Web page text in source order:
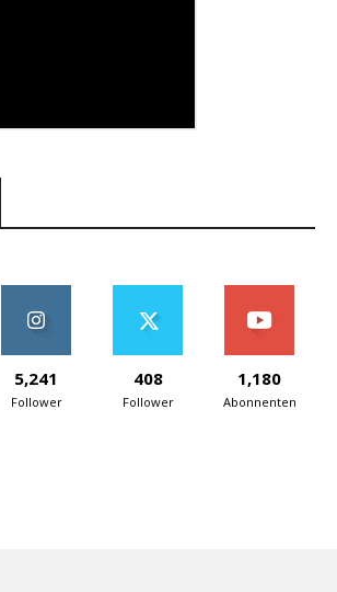
5,241
Follower
408
Follower
1,180
Abonnenten